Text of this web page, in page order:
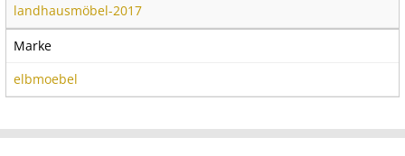
landhausmöbel-2017
Marke
elbmoebel